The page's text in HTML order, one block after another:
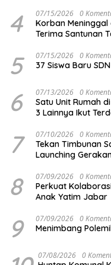
4 07/15/2026 0
Korban
Terima Santunan
5 07/15/2026 0
37 Siswa Baru
6 07/13/2026 0
Satu Unit Rumah
3 Lainnya Ikut
7 07/10/2026 0
Tekan Timbunan
Launching
8 07/09/2026 0
Perkuat
Anak Yatim Jabar
9 07/09/2026 0
Menimbang
07/08/2026 0